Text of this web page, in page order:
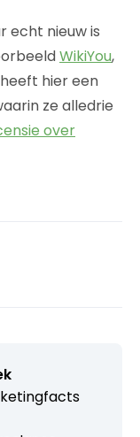
echt nieuw is
WikiYou,
hier een
ze alledrie
over